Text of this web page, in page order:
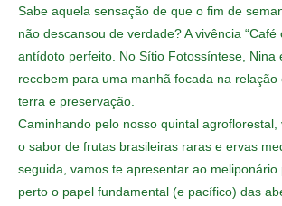
Sabe aquela sensação de que o fim de
não descansou de verdade? A vivência “Café
antídoto perfeito. No Sítio Fotossíntese, Nina
recebem para uma manhã focada na relação
terra e preservação.
Caminhando pelo nosso quintal
o sabor de frutas brasileiras raras e ervas
seguida, vamos te apresentar ao
perto o papel fundamental (e pacífico) das